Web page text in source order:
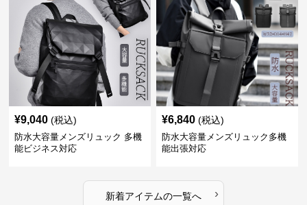
¥9,040 (税込)
防水大容量メンズリュック 多機
能ビジネス対応
¥6,840 (税込)
防水大容量メンズリュック多機
能出張対応
新着アイテムの一覧へ ›